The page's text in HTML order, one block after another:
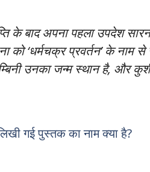
के बाद अपना पहला उपदेश
को ‘धर्मचक्र प्रवर्तन’ के नाम से
उनका जन्म स्थान है, और
गई पुस्तक का नाम क्या है?